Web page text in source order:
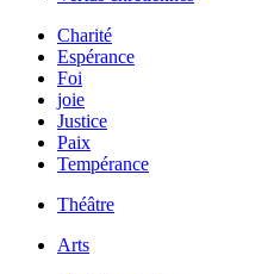
Charité
Espérance
Foi
joie
Justice
Paix
Tempérance
Théâtre
Arts